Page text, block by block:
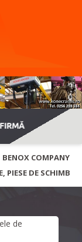
BENOX COMPANY
PIESE DE SCHIMB